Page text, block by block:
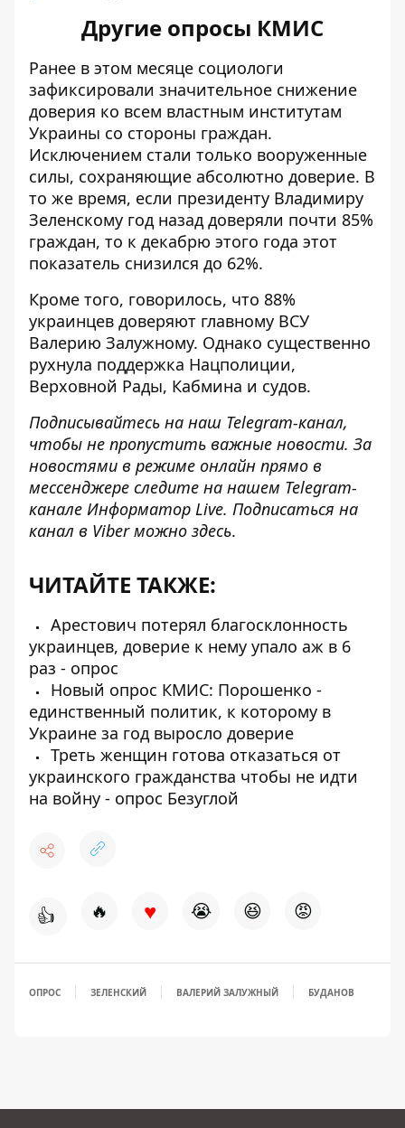
Другие опросы КМИС
Ранее в этом месяце социологи
зафиксировали значительное снижение
доверия ко всем властным институтам
Украины со стороны граждан.
Исключением стали только вооруженные
силы, сохраняющие абсолютно доверие. В
то же время, если президенту Владимиру
Зеленскому год назад доверяли почти 85%
граждан, то к декабрю этого года этот
показатель снизился до 62%.
Кроме того, говорилось, что 88%
украинцев доверяют главному ВСУ
Валерию Залужному. Однако существенно
рухнула поддержка Нацполиции,
Верховной Рады, Кабмина и судов.
Подписывайтесь на наш Telegram-канал,
чтобы не пропустить важные новости. За
новостями в режиме онлайн прямо в
мессенджере следите на нашем Telegram-
канале Информатор Live. Подписаться на
канал в Viber можно здесь.
ЧИТАЙТЕ ТАКЖЕ:
Арестович потерял благосклонность
украинцев, доверие к нему упало аж в 6
раз - опрос
Новый опрос КМИС: Порошенко -
единственный политик, к которому в
Украине за год выросло доверие
Треть женщин готова отказаться от
украинского гражданства чтобы не идти
на войну - опрос Безуглой
👍 🔥 ♥ 😭 😆 😡
ОПРОС ЗЕЛЕНСКИЙ ВАЛЕРИЙ ЗАЛУЖНЫЙ БУДАНОВ